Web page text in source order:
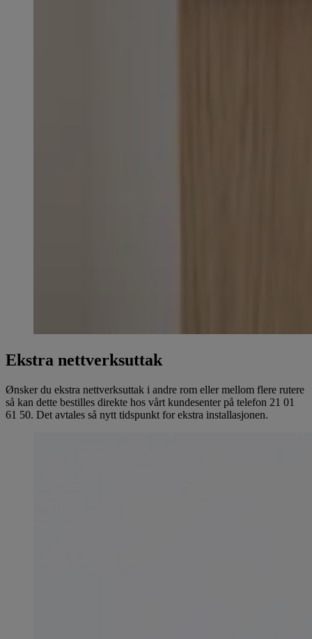
Ekstra nettverksuttak
Ønsker du ekstra nettverksuttak i andre rom eller mellom flere rutere
så kan dette bestilles direkte hos vårt kundesenter på telefon 21 01
61 50. Det avtales så nytt tidspunkt for ekstra installasjonen.